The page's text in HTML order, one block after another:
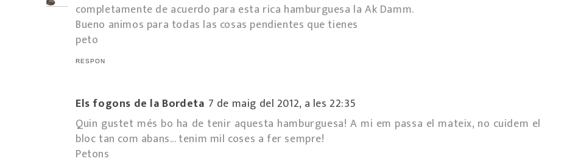
completamente de acuerdo para esta rica hamburguesa la Ak Damm.
Bueno animos para todas las cosas pendientes que tienes
peto
RESPON
Els fogons de la Bordeta 7 de maig del 2012, a les 22:35
Quin gustet més bo ha de tenir aquesta hamburguesa! A mi em passa el mateix, no cuidem el
bloc tan com abans... tenim mil coses a fer sempre!
Petons